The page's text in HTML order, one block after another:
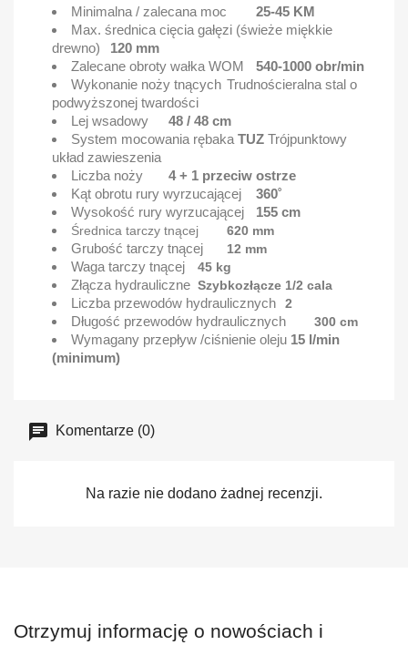
Minimalna / zalecana moc
25-45 KM
Max. średnica cięcia gałęzi (świeże miękkie
drewno)
120 mm
Zalecane obroty wałka WOM
540-1000 obr/min
Wykonanie noży tnących Trudnościeralna stal o
podwyższonej twardości
Lej wsadowy
48 / 48 cm
System mocowania rębaka TUZ Trójpunktowy
układ zawieszenia
Liczba noży
4 + 1 przeciw ostrze
Kąt obrotu rury wyrzucającej
360˚
Wysokość rury wyrzucającej
155 cm
Średnica tarczy tnącej 620 mm
Grubość tarczy tnącej 12 mm
Waga tarczy tnącej 45 kg
Złącza hydrauliczne Szybkozłącze 1/2 cala
Liczba przewodów hydraulicznych 2
Długość przewodów hydraulicznych 300 cm
Wymagany przepływ /ciśnienie oleju 15 l/min
(minimum)
Komentarze (0)
Na razie nie dodano żadnej recenzji.
Otrzymuj informację o nowościach i